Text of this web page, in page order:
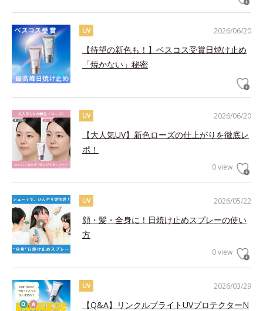
2026/06/20
UV
【待望の新色も！】ベスコス受賞日焼け止め
「焼かない」秘密
2026/06/20
UV
【大人気UV】新色ローズの仕上がりを徹底レ
ポ！
0 view
2026/05/22
UV
顔・髪・全身に！日焼け止めスプレーの使い
方
0 view
2026/03/29
UV
【Q&A】リンクルブライトUVプロテクターN